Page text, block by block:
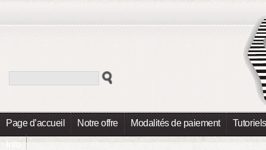
Page d’accueil Notre offre Modalités de paiement Tutoriels
Info